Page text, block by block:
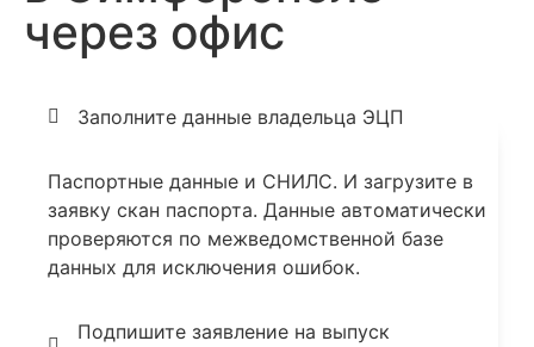
через офис
Заполните данные владельца ЭЦП
Паспортные данные и СНИЛС. И загрузите в
заявку скан паспорта. Данные автоматически
проверяются по межведомственной базе
данных для исключения ошибок.
Подпишите заявление на выпуск